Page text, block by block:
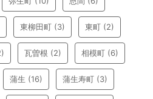
東柳田町 (3) 東町 (2)
瓦曽根 (2) 相模町 (6)
蒲生 (16) 蒲生寿町 (3)